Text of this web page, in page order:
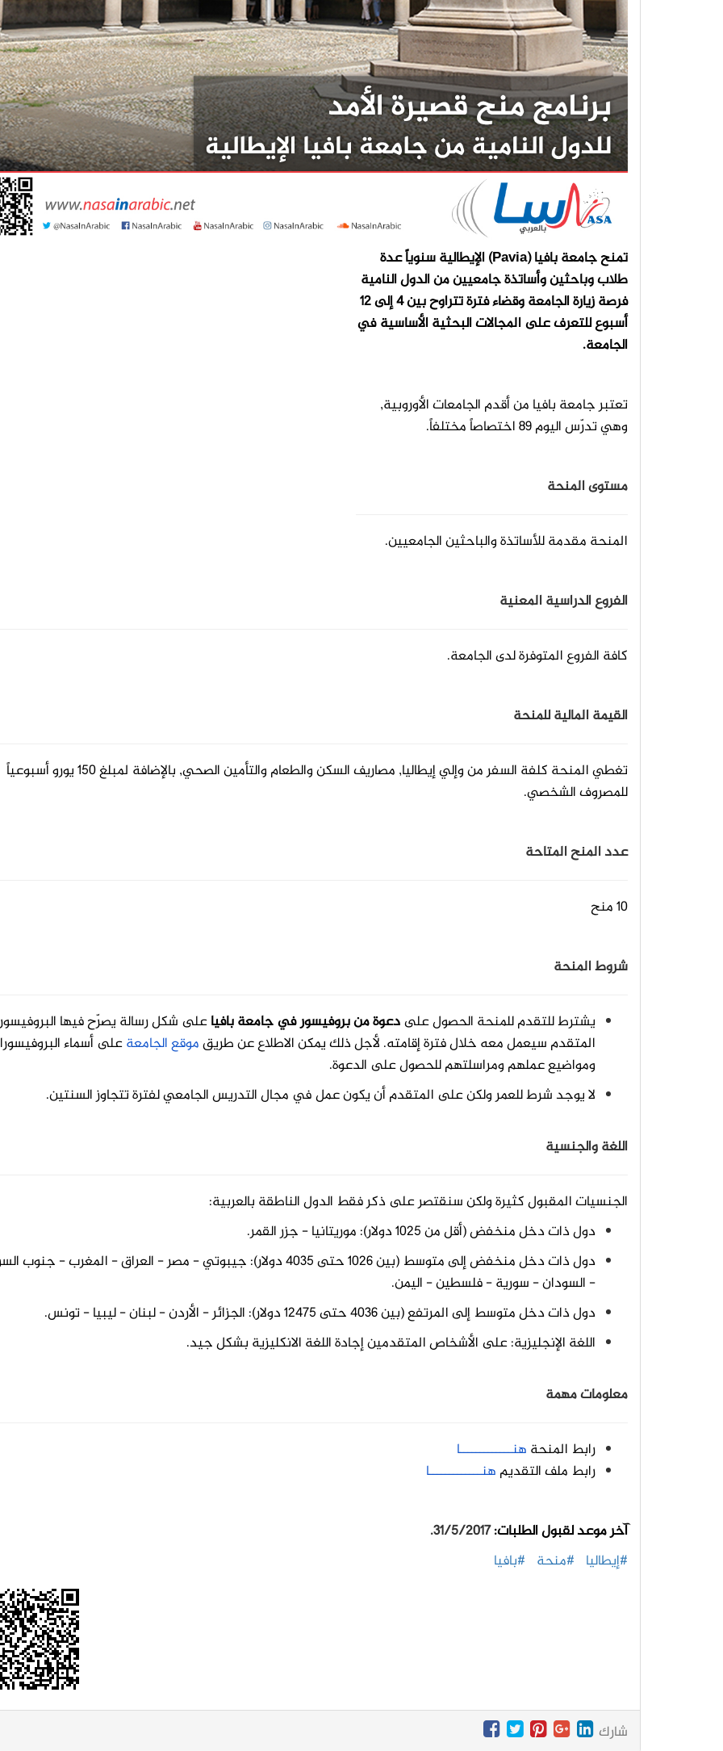
تمنح جامعة بافيا (Pavia) الإيطالية سنوياً عدة
طلاب وباحثين وأساتذة جامعيين من الدول النامية
فرصة زيارة الجامعة وقضاء فترة تتراوح بين 4 إلى 12
أسبوع للتعرف على المجالات البحثية الأساسية في
الجامعة.
تعتبر جامعة بافيا من أقدم الجامعات الأوروبية,
وهي تدرّس اليوم 89 اختصاصاً مختلفاً.
مستوى المنحة
المنحة مقدمة للأساتذة والباحثين الجامعيين.
الفروع الدراسية المعنية
كافة الفروع المتوفرة لدى الجامعة.
القيمة المالية للمنحة
تغطي المنحة كلفة السفر من وإلي إيطاليا, مصاريف السكن والطعام والتأمين الصحي, بالإضافة لمبلغ 150 يورو أسبوعياً
للمصروف الشخصي.
عدد المنح المتاحة
10 منح
شروط المنحة
يشترط للتقدم للمنحة الحصول علىدعوة من بروفيسور في جامعة بافياعلى شكل رسالة يصرّح فيها
المتقدم سيعمل معه خلال فترة إقامته. لأجل ذلك يمكن الاطلاع عن طريقموقع الجامعةعلى أسماء
ومواضيع عملهم ومراسلتهم للحصول على الدعوة.
لا يوجد شرط للعمر ولكن على المتقدم أن يكون عمل في مجال التدريس الجامعي لفترة تتجاوز السنتين.
اللغة والجنسية
الجنسيات المقبول كثيرة ولكن سنقتصر على ذكر فقط الدول الناطقة بالعربية:
دول ذات دخل منخفض (أقل من 1025 دولار): موريتانيا - جزر القمر.
دول ذات دخل منخفض إلى متوسط (بين 1026 حتى 4035 دولار): جيبوتي - مصر - العراق - المغرب -
- السودان - سورية - فلسطين - اليمن.
دول ذات دخل متوسط إلى المرتفع (بين 4036 حتى 12475 دولار): الجزائر - الأردن - لبنان - ليبيا - تونس.
اللغة الإنجليزية: على الأشخاص المتقدمين إجادة اللغة الانكليزية بشكل جيد.
معلومات مهمة
رابط المنحة هنـــــــــــــا
رابط ملف التقديم هنـــــــــــــا
آخر موعد لقبول الطلبات:31/5/2017.
#إيطاليا #منحة #بافيا
شارك